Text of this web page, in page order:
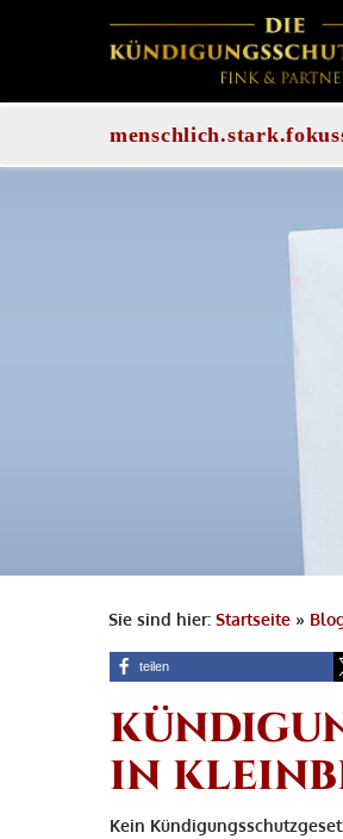
Sie sind hier: Startseite»
teilen
IN
Kein